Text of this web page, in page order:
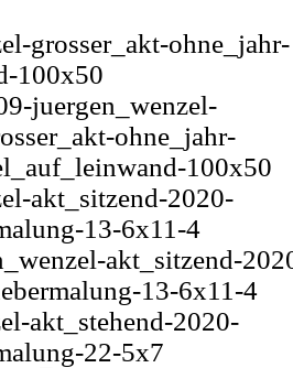
grosser_akt-ohne_jahr-
100x50
akt_sitzend-2020-
13-6x11-4
akt_stehend-2020-
22-5x7